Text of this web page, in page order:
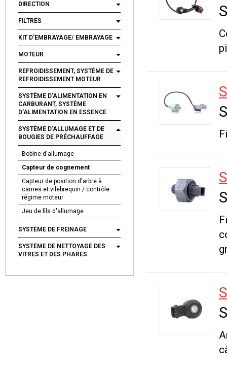
DIRECTION
FILTRES
KIT D'EMBRAYAGE/ EMBRAYAGE
MOTEUR
REFROIDISSEMENT, SYSTÈME DE
REFROIDISSEMENT MOTEUR
SYSTÈME D'ALIMENTATION EN
CARBURANT, SYSTÈME
D'ALIMENTATION EN ESSENCE
SYSTÈME D'ALLUMAGE ET DE
BOUGIES DE PRÉCHAUFFAGE
Bobine d'allumage
Capteur de cognement
Capteur de position d'arbre à
cames et vilebrequin / contrôle
régime moteur
Jeu de fils d'allumage
SYSTÈME DE FREINAGE
SYSTÈME DE NETTOYAGE DES
VITRES ET DES PHARES